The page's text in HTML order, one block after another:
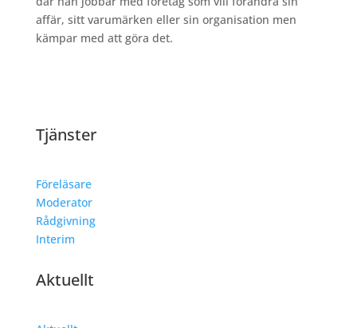
affär, sitt varumärken eller sin organisation men
kämpar med att göra det.
Tjänster
Föreläsare
Moderator
Rådgivning
Interim
Aktuellt